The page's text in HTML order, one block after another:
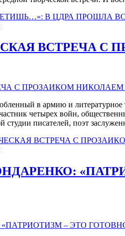
В ЦДРА ПРОШЛА
ВСТРЕЧА
в армию и
четырех войн,
студии писателей, поэт
ВСТРЕЧА С